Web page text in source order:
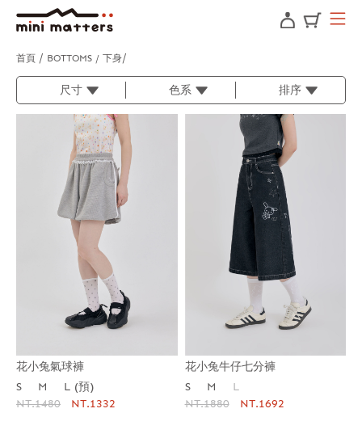
首頁 BOTTOMS / 下身
尺寸 色系 排序
花小兔氣球褲
S
M
L (預)
NT.1480
NT.1332
花小兔牛仔七分褲
S
M
L
NT.1880
NT.1692